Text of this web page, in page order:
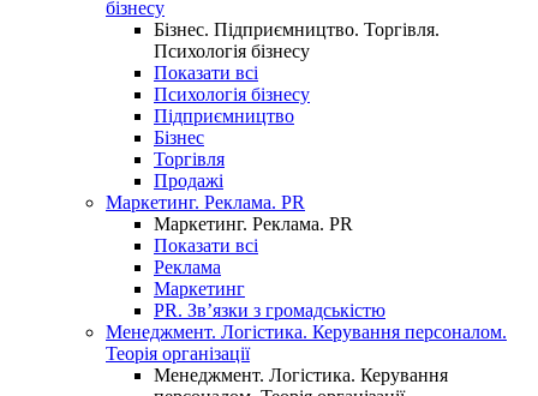
бізнесу
Бізнес. Підприємництво. Торгівля.
Психологія бізнесу
Показати всі
Психологія бізнесу
Підприємництво
Бізнес
Торгівля
Продажі
Маркетинг. Реклама. PR
Маркетинг. Реклама. PR
Показати всі
Реклама
Маркетинг
PR. Зв’язки з громадськістю
Менеджмент. Логістика. Керування персоналом.
Теорія організації
Менеджмент. Логістика. Керування